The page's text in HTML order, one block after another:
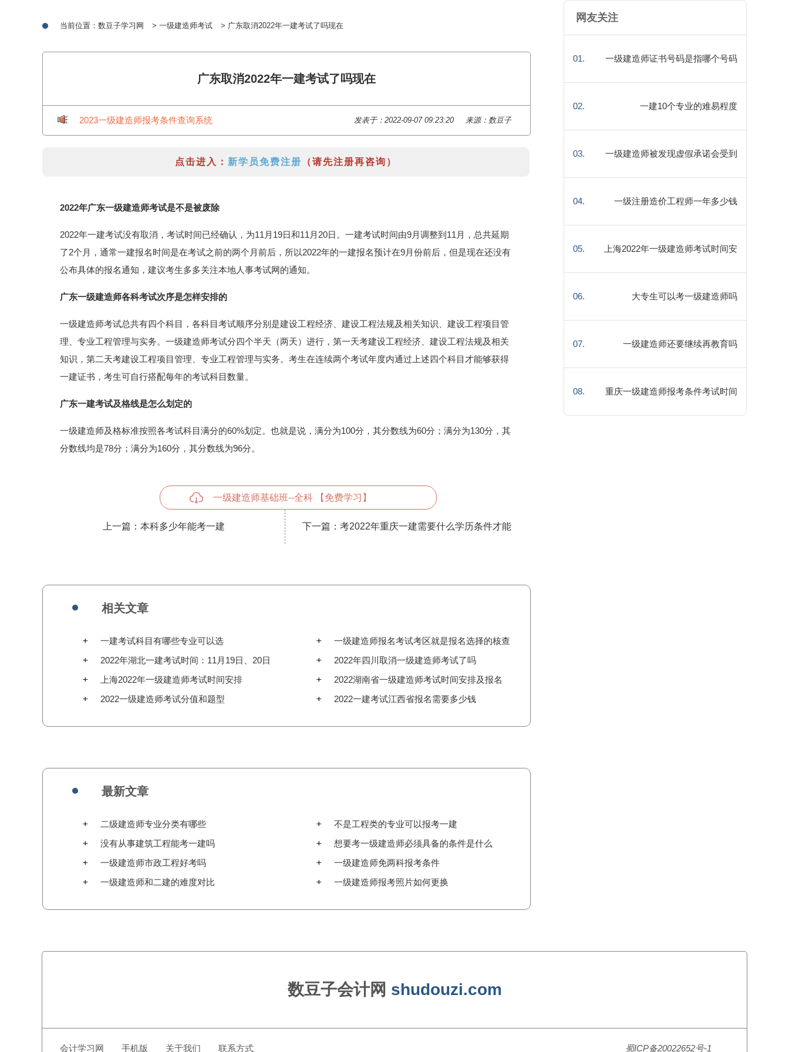
当前位置： 数豆子学习网 > 一级建造师考试 > 广东取消2022年一建考试了吗现在
广东取消2022年一建考试了吗现在
2023一级建造师报考条件查询系统 发表于：2022-09-07 09:23:20 来源：数豆子
点击进入： 新学员免费注册 （请先注册再咨询）
2022年广东一级建造师考试是不是被废除
2022年一建考试没有取消，考试时间已经确认，为11月19日和11月20日。一建考试时间由9月调整到11月，总共延期
了2个月，通常一建报名时间是在考试之前的两个月前后，所以2022年的一建报名预计在9月份前后，但是现在还没有
公布具体的报名通知，建议考生多多关注本地人事考试网的通知。
广东一级建造师各科考试次序是怎样安排的
一级建造师考试总共有四个科目，各科目考试顺序分别是建设工程经济、建设工程法规及相关知识、建设工程项目管
理、专业工程管理与实务。一级建造师考试分四个半天（两天）进行，第一天考建设工程经济、建设工程法规及相关
知识，第二天考建设工程项目管理、专业工程管理与实务。考生在连续两个考试年度内通过上述四个科目才能够获得
一建证书，考生可自行搭配每年的考试科目数量。
广东一建考试及格线是怎么划定的
一级建造师及格标准按照各考试科目满分的60%划定。也就是说，满分为100分，其分数线为60分；满分为130分，其
分数线均是78分；满分为160分，其分数线为96分。
一级建造师基础班--全科 【免费学习】
上一篇： 本科多少年能考一建 下一篇： 考2022年重庆一建需要什么学历条件才能
相关文章
一建考试科目有哪些专业可以选
一级建造师报名考试考区就是报名选择的核查
点吗
2022年湖北一建考试时间：11月19日、20日
2022年四川取消一级建造师考试了吗
上海2022年一级建造师考试时间安排
2022湖南省一级建造师考试时间安排及报名
条件
2022一级建造师考试分值和题型 2022一建考试江西省报名需要多少钱
最新文章
二级建造师专业分类有哪些
不是工程类的专业可以报考一建
没有从事建筑工程能考一建吗
想要考一级建造师必须具备的条件是什么
一级建造师市政工程好考吗
一级建造师免两科报考条件
一级建造师和二建的难度对比
一级建造师报考照片如何更换
网友关注
01. 一级建造师证书号码是指哪个号码
02. 一建10个专业的难易程度
03. 一级建造师被发现虚假承诺会受到
什么处理
04. 一级注册造价工程师一年多少钱
05. 上海2022年一级建造师考试时间安
排
06. 大专生可以考一级建造师吗
07. 一级建造师还要继续再教育吗
08. 重庆一级建造师报考条件考试时间
数豆子会计网 shudouzi.com
会计学习网 手机版 关于我们 联系方式 蜀ICP备20022652号-1